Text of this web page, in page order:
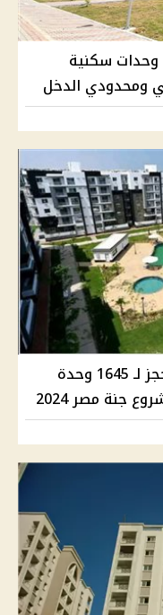
وحدات سكنية
ومحدودي الدخل
بدءًا من الأحد المقبل.. فتح باب الحجز لـ 1645 وحدة